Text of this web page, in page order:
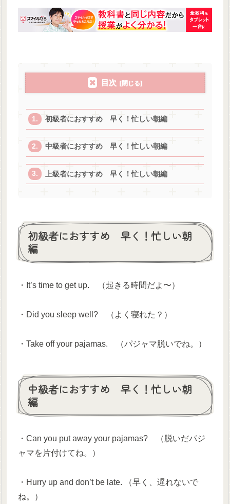
目次
初級者におすすめ 早く！忙しい朝編
中級者におすすめ 早く！忙しい朝編
上級者におすすめ 早く！忙しい朝編
初級者におすすめ 早く！忙しい朝
編
・It’s time to get up. （起きる時間だよ〜）
・Did you sleep well? （よく寝れた？）
・Take off your pajamas. （パジャマ脱いでね。）
中級者におすすめ 早く！忙しい朝
編
・Can you put away your pajamas? （脱いだパジ
ャマを片付けてね。）
・Hurry up and don’t be late. （早く、遅れないで
ね。）